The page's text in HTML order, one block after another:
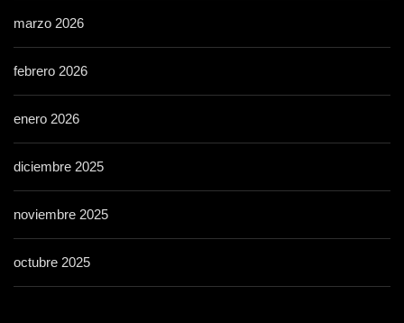
marzo 2026
febrero 2026
enero 2026
diciembre 2025
noviembre 2025
octubre 2025